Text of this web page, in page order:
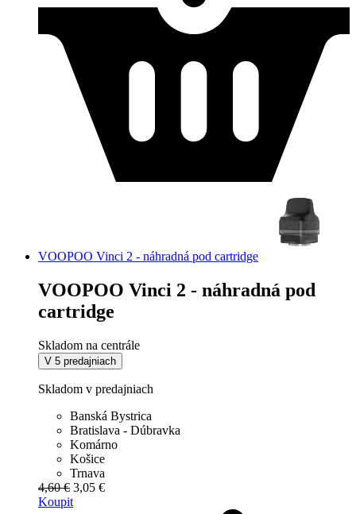
VOOPOO Vinci 2 - náhradná pod cartridge
VOOPOO Vinci 2 - náhradná pod
cartridge
Skladom na centrále
V 5 predajniach
Skladom v predajniach
Banská Bystrica
Bratislava - Dúbravka
Komárno
Košice
Trnava
4,60 € 3,05 €
Koupit